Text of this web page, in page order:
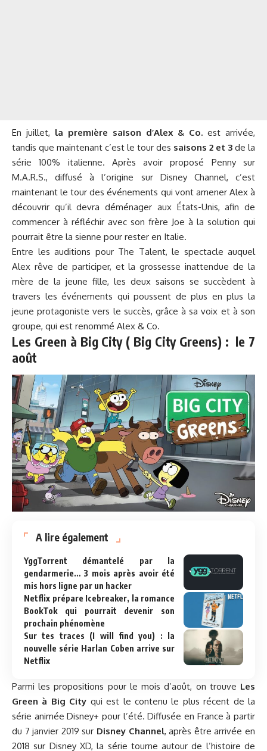
En juillet, la première saison d’Alex & Co. est arrivée,
tandis que maintenant c’est le tour des saisons 2 et 3 de la
série 100% italienne. Après avoir proposé Penny sur
M.A.R.S., diffusé à l’origine sur Disney Channel, c’est
maintenant le tour des événements qui vont amener Alex à
découvrir qu’il devra déménager aux États-Unis, afin de
commencer à réfléchir avec son frère Joe à la solution qui
pourrait être la sienne pour rester en Italie.
Entre les auditions pour The Talent, le spectacle auquel
Alex rêve de participer, et la grossesse inattendue de la
mère de la jeune fille, les deux saisons se succèdent à
travers les événements qui poussent de plus en plus la
jeune protagoniste vers le succès, grâce à sa voix et à son
groupe, qui est renommé Alex & Co.
Les Green à Big City ( Big City Greens) : le 7
août
A lire également
YggTorrent démantelé par la
gendarmerie… 3 mois après avoir été
mis hors ligne par un hacker
Netflix prépare Icebreaker, la romance
BookTok qui pourrait devenir son
prochain phénomène
Sur tes traces (I will find you) : la
nouvelle série Harlan Coben arrive sur
Netflix
Parmi les propositions pour le mois d’août, on trouve Les
Green à Big City qui est le contenu le plus récent de la
série animée Disney+ pour l’été. Diffusée en France à partir
du 7 janvier 2019 sur Disney Channel, après être arrivée en
2018 sur Disney XD, la série tourne autour de l’histoire de